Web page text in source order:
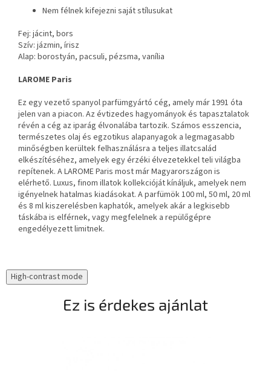
Nem félnek kifejezni saját stílusukat
Fej: jácint, bors
Szív: jázmin, írisz
Alap: borostyán, pacsuli, pézsma, vanília
LAROME Paris
Ez egy vezető spanyol parfümgyártó cég, amely már 1991 óta
jelen van a piacon. Az évtizedes hagyományok és tapasztalatok
révén a cég az iparág élvonalába tartozik. Számos esszencia,
természetes olaj és egzotikus alapanyagok a legmagasabb
minőségben kerültek felhasználásra a teljes illatcsalád
elkészítéséhez, amelyek egy érzéki élvezetekkel teli világba
repítenek. A LAROME Paris most már Magyarországon is
elérhető. Luxus, finom illatok kollekcióját kínáljuk, amelyek nem
igényelnek hatalmas kiadásokat. A parfümök 100 ml, 50 ml, 20 ml
és 8 ml kiszerelésben kaphatók, amelyek akár a legkisebb
táskába is elférnek, vagy megfelelnek a repülőgépre
engedélyezett limitnek.
High-contrast mode
Ez is érdekes ajánlat